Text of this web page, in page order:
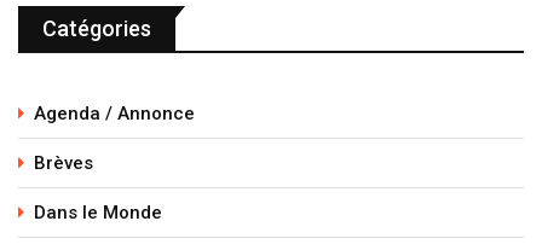
Catégories
Agenda / Annonce
Brèves
Dans le Monde